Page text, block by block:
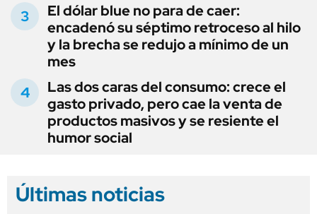
El dólar blue no para de caer:
encadenó su séptimo retroceso al hilo
y la brecha se redujo a mínimo de un
mes
Las dos caras del consumo: crece el
gasto privado, pero cae la venta de
productos masivos y se resiente el
humor social
Últimas noticias